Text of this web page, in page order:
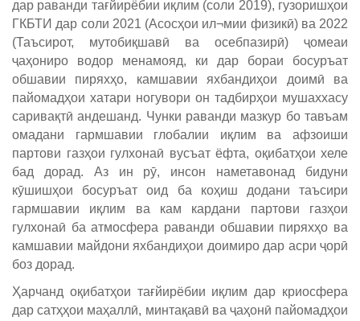
дар раванди тағйирёбии иқлим (соли 2019), гузоришҳои
ГКБТИ дар соли 2021 (Асосҳои ил¬мии физикӣ) ва 2022
(Таъсирот, мутобиқшавӣ ва осебпазирӣ) ҷомеаи
ҷаҳониро водор менамояд, ки дар бораи босуръат
обшавии пиряхҳо, камшавии яхбандиҳои доимӣ ва
пайомадҳои хатари ногувори он тадбирҳои мушаххасу
саривақтӣ андешанд. Чунки раванди мазкур бо тавъам
омадани гармшавии глобалии иқлим ва афзоиши
партови газҳои гулхонаӣ вусъат ёфта, оқибатҳои хеле
бад дорад. Аз ин рӯ, инсон наметавонад бидуни
кӯшишҳои босуръат оид ба коҳиш додани таъсири
гармшавии иқлим ва кам кардани партови газҳои
гулхонаӣ ба атмосфера раванди обшавии пиряхҳо ва
камшавии майдони яхбандиҳои доимиро дар асри ҷорӣ
боз дорад.
Ҳарчанд оқибатҳои тағйирёбии иқлим дар криосфера
дар сатҳҳои маҳаллӣ, минтақавӣ ва ҷаҳонӣ пайомадҳои